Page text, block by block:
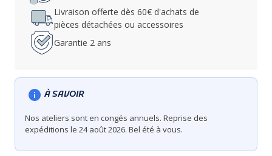
Livraison offerte dès 60€ d'achats de
pièces détachées ou accessoires
Garantie 2 ans
À SAVOIR
Nos ateliers sont en congés annuels. Reprise des
expéditions le 24 août 2026. Bel été à vous.